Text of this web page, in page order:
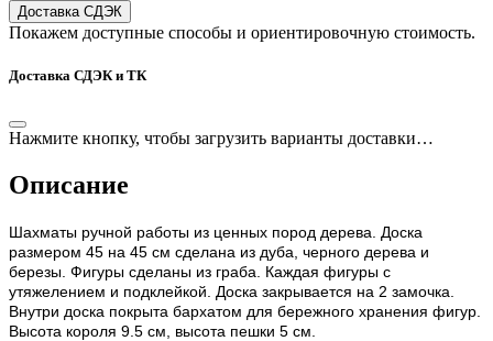
Доставка СДЭК
Покажем доступные способы и ориентировочную стоимость.
Доставка СДЭК и ТК
Нажмите кнопку, чтобы загрузить варианты доставки…
Описание
Шахматы ручной работы из ценных пород дерева. Доска
размером 45 на 45 см сделана из дуба, черного дерева и
березы. Фигуры сделаны из граба. Каждая фигуры с
утяжелением и подклейкой. Доска закрывается на 2 замочка.
Внутри доска покрыта бархатом для бережного хранения фигур.
Высота короля 9.5 см, высота пешки 5 см.